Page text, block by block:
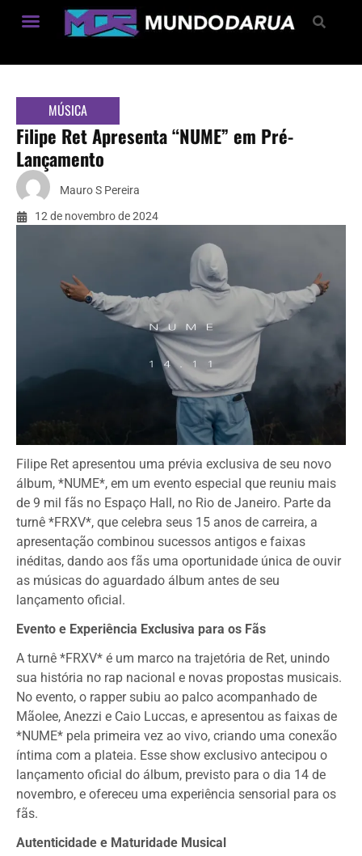
MÚSICA
Filipe Ret Apresenta “NUME” em Pré-
Lançamento
Mauro S Pereira
12 de novembro de 2024
Filipe Ret apresentou uma prévia exclusiva de seu novo
álbum, *NUME*, em um evento especial que reuniu mais
de 9 mil fãs no Espaço Hall, no Rio de Janeiro. Parte da
turnê *FRXV*, que celebra seus 15 anos de carreira, a
apresentação combinou sucessos antigos e faixas
inéditas, dando aos fãs uma oportunidade única de ouvir
as músicas do aguardado álbum antes de seu
lançamento oficial.
Evento e Experiência Exclusiva para os Fãs
A turnê *FRXV* é um marco na trajetória de Ret, unindo
sua história no rap nacional e novas propostas musicais.
No evento, o rapper subiu ao palco acompanhado de
Mãolee, Anezzi e Caio Luccas, e apresentou as faixas de
*NUME* pela primeira vez ao vivo, criando uma conexão
íntima com a plateia. Esse show exclusivo antecipou o
lançamento oficial do álbum, previsto para o dia 14 de
novembro, e ofereceu uma experiência sensorial para os
fãs.
Autenticidade e Maturidade Musical